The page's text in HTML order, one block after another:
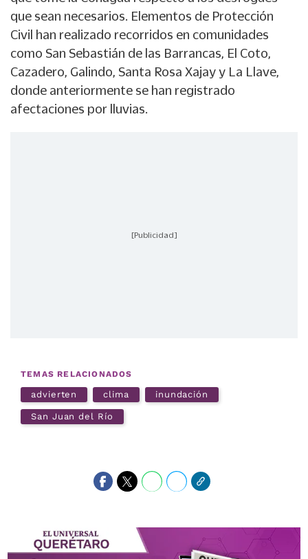
que sean necesarios. Elementos de Protección
Civil han realizado recorridos en comunidades
como San Sebastián de las Barrancas, El Coto,
Cazadero, Galindo, Santa Rosa Xajay y La Llave,
donde anteriormente se han registrado
afectaciones por lluvias.
[Publicidad]
TEMAS RELACIONADOS
advierten clima inundación
San Juan del Río